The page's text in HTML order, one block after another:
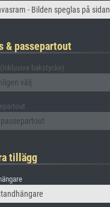
- Bilden speglas på sidan
& passepartout
bakstycke)
välj
tillägg